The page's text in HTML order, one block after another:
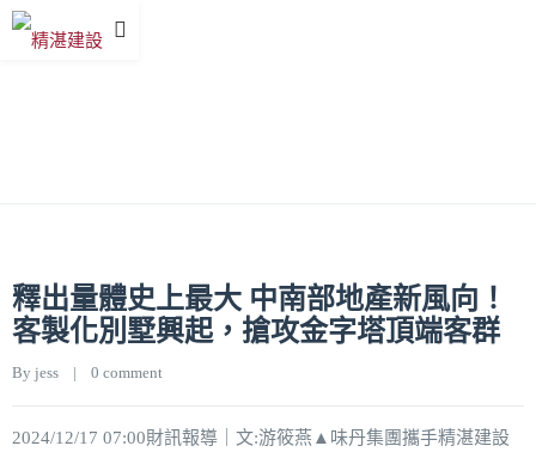
釋出量體史上最大 中南部地產新風向！
客製化別墅興起，搶攻金字塔頂端客群
By jess | 0 comment
2024/12/17 07:00財訊報導｜文:游筱燕▲味丹集團攜手精湛建設